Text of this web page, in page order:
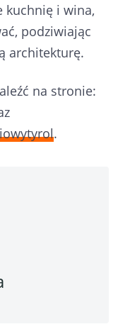
kuchnię i wina,
podziwiając
architekturę.
na stronie:
.